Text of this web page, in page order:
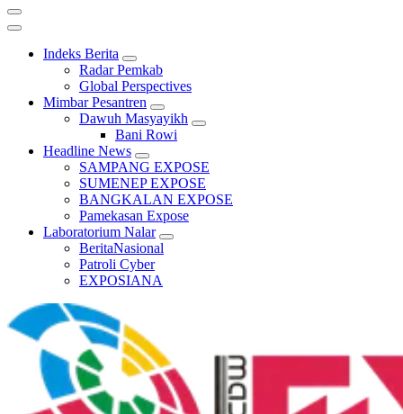
Indeks Berita
Radar Pemkab
Global Perspectives
Mimbar Pesantren
Dawuh Masyayikh
Bani Rowi
Headline News
SAMPANG EXPOSE
SUMENEP EXPOSE
BANGKALAN EXPOSE
Pamekasan Expose
Laboratorium Nalar
BeritaNasional
Patroli Cyber
EXPOSIANA